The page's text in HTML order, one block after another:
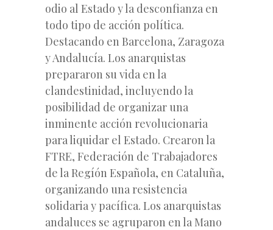
odio al Estado y la desconfianza en
todo tipo de acción política.
Destacando en Barcelona, Zaragoza
y Andalucía. Los anarquistas
prepararon su vida en la
clandestinidad, incluyendo la
posibilidad de organizar una
inminente acción revolucionaria
para liquidar el Estado. Crearon la
FTRE, Federación de Trabajadores
de la Regíón Española, en Cataluña,
organizando una resistencia
solidaria y pacífica. Los anarquistas
andaluces se agruparon en la Mano